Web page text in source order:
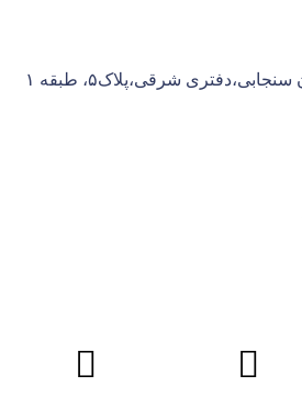
شرقی،پلاک۵، طبقه ۱